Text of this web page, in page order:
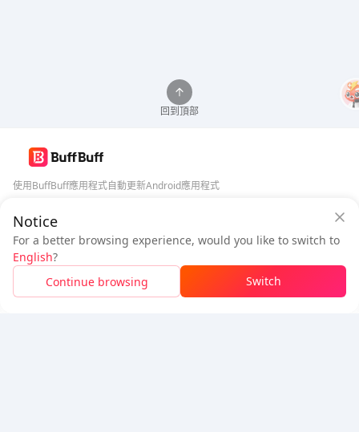
節省$0.03
$1.11
登入即可 獲得 50 點數 (0.50 USD)+1 點數 (0.01USD)
充值
Notice
For a better browsing experience, would you like to switch to
English?
Continue browsing
Switch
回到頂部
使用BuffBuff應用程式自動更新Android應用程式
追蹤我們
5% OFF5% OFF